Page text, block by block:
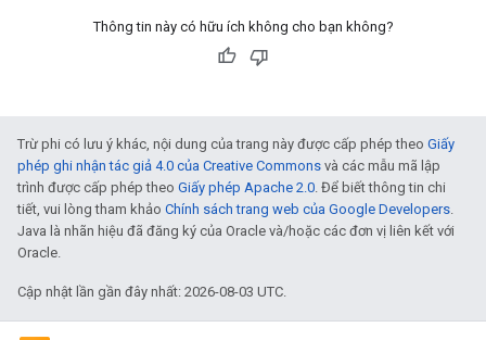
Thông tin này có hữu ích không cho bạn không?
Trừ phi có lưu ý khác, nội dung của trang này được cấp phép theo Giấy
phép ghi nhận tác giả 4.0 của Creative Commons và các mẫu mã lập
trình được cấp phép theo Giấy phép Apache 2.0. Để biết thông tin chi
tiết, vui lòng tham khảo Chính sách trang web của Google Developers.
Java là nhãn hiệu đã đăng ký của Oracle và/hoặc các đơn vị liên kết với
Oracle.
Cập nhật lần gần đây nhất: 2026-08-03 UTC.